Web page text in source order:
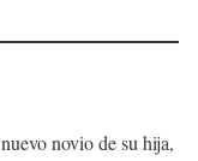
novio de su hija,